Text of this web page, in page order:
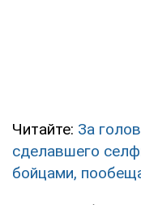
Читайте: За
сделавшего
бойцами,